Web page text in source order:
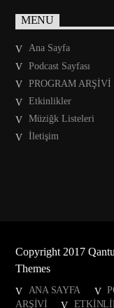
MENU
Ana Sayfa
Podcast Sayfası
PROGRAM ARŞİVİ
Etkinlikler
Müziğk Listeleri
İletişim
Copyright 2017
Themes
ANA SAYFA
ARŞİVİ